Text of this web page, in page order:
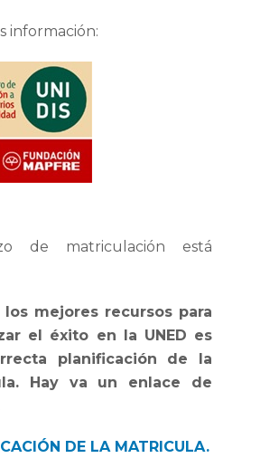
información:
de matriculación está
los mejores recursos para
el éxito en la UNED es
planificación de la
Hay va un enlace de
DE LA MATRICULA.